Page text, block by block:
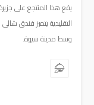
يقع هذا المنتجع على
وسط مدينة سيوة.